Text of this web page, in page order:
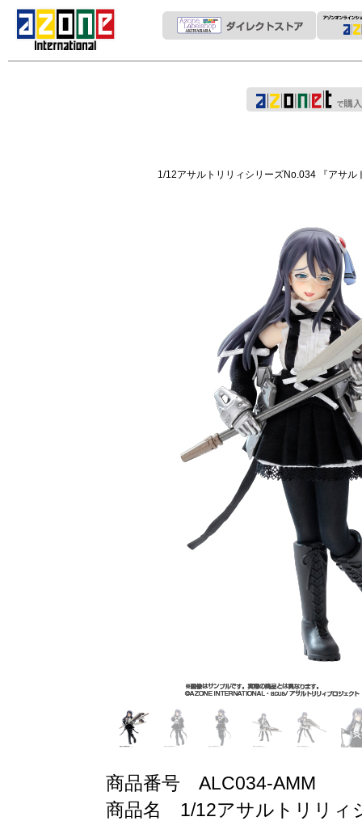
1/12アサルトリリィシリーズNo.034 『アサ
商品番号 ALC034-AMM
商品名 1/12アサルトリリィ